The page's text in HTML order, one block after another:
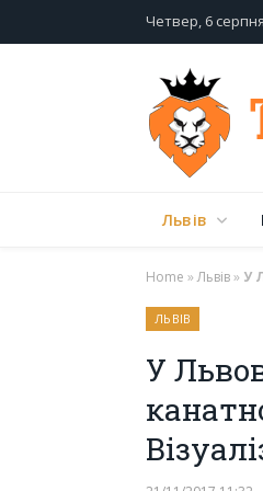
Четвер, 6 серпня
Львів
Home »Львів» У
ЛЬВІВ
У